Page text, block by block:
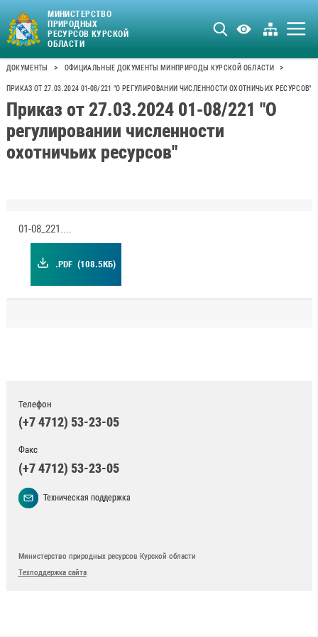
МИНИСТЕРСТВО
ПРИРОДНЫХ
РЕСУРСОВ КУРСКОЙ
ОБЛАСТИ
ДОКУМЕНТЫ > ОФИЦИАЛЬНЫЕ ДОКУМЕНТЫ МИНПРИРОДЫ КУРСКОЙ ОБЛАСТИ >
ПРИКАЗ ОТ 27.03.2024 01-08/221 "О РЕГУЛИРОВАНИИ ЧИСЛЕННОСТИ ОХОТНИЧЬИХ РЕСУРСОВ"
Приказ от 27.03.2024 01-08/221 "О
регулировании численности
охотничьих ресурсов"
01-08_221.pdf
.PDF (108.5КБ)
Телефон
(+7 4712) 53-23-05
Факс
(+7 4712) 53-23-05
Техническая поддержка
Министерство природных ресурсов Курской области
Техподдержка сайта